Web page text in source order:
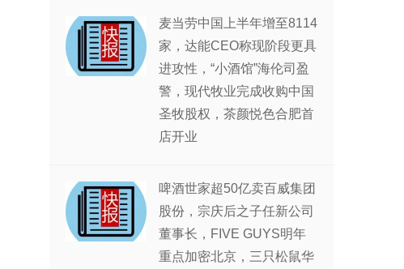
麦当劳中国上半年增至8114
家，达能CEO称现阶段更具
进攻性，“小酒馆”海伦司盈
警，现代牧业完成收购中国
圣牧股权，茶颜悦色合肥首
店开业
啤酒世家超50亿卖百威集团
股份，宗庆后之子任新公司
董事长，FIVE GUYS明年
重点加密北京，三只松鼠华